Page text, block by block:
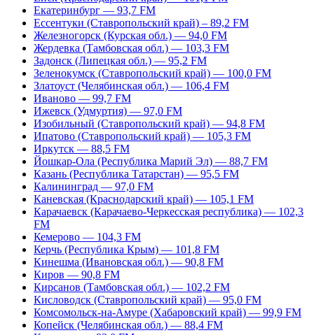
Екатеринбург — 93,7 FM
Ессентуки (Ставропольский край) – 89,2 FM
Железногорск (Курская обл.) — 94,0 FM
Жердевка (Тамбовская обл.) — 103,3 FM
Задонск (Липецкая обл.) — 95,2 FM
Зеленокумск (Ставропольский край) — 100,0 FM
Златоуст (Челябинская обл.) — 106,4 FM
Иваново — 99,7 FM
Ижевск (Удмуртия) — 97,0 FM
Изобильный (Ставропольский край) — 94,8 FM
Ипатово (Ставропольский край) — 105,3 FM
Иркутск — 88,5 FM
Йошкар-Ола (Республика Марий Эл) — 88,7 FM
Казань (Республика Татарстан) — 95,5 FM
Калининград — 97,0 FM
Каневская (Краснодарский край) — 105,1 FM
Карачаевск (Карачаево-Черкесская республика) — 102,3
FM
Кемерово — 104,3 FM
Керчь (Республика Крым) — 101,8 FM
Кинешма (Ивановская обл.) — 90,8 FM
Киров — 90,8 FM
Кирсанов (Тамбовская обл.) — 102,2 FM
Кисловодск (Ставропольский край) — 95,0 FM
Комсомольск-на-Амуре (Хабаровский край) — 99,9 FM
Копейск (Челябинская обл.) — 88,4 FM